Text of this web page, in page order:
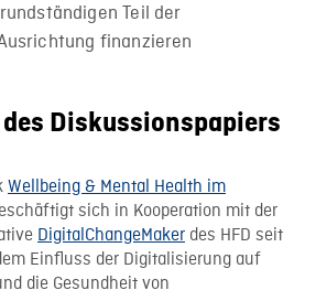
Teil der
finanzieren
Diskussionspapiers
Wellbeing & Mental Health im
sich in Kooperation mit der
DigitalChangeMaker des HFD seit
Einfluss der Digitalisierung auf
die Gesundheit von